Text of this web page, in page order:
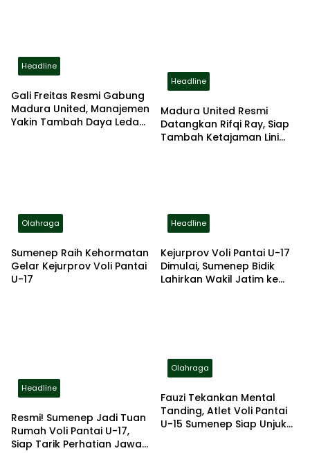
Headline
Gali Freitas Resmi Gabung
Madura United, Manajemen
Yakin Tambah Daya Ledak
Headline
Madura United Resmi
Datangkan Rifqi Ray, Siap
Tambah Ketajaman Lini
Olahraga
Sumenep Raih Kehormatan
Gelar Kejurprov Voli Pantai
U-17
Headline
Kejurprov Voli Pantai U-17
Dimulai, Sumenep Bidik
Lahirkan Wakil Jatim ke
Headline
Resmi! Sumenep Jadi Tuan
Rumah Voli Pantai U-17,
Siap Tarik Perhatian Jawa
Olahraga
Fauzi Tekankan Mental
Tanding, Atlet Voli Pantai
U-15 Sumenep Siap Unjuk